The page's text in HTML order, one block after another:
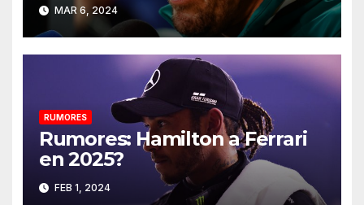
MAR 6, 2024
RUMORES
Rumores: Hamilton a Ferrari
en 2025?
FEB 1, 2024